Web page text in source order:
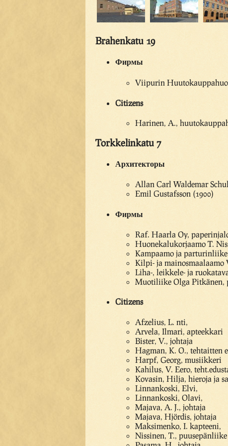
Brahenkatu 19
Фирмы
Viipurin
Citizens
Harinen, A.,
Torkkelinkatu 7
Архитекторы
Allan Carl Waldemar
Emil Gustafsson (1900)
Фирмы
Raf. Haarla Oy,
Huonekalukorjaamo T.
Kampaamo ja parturinliike
Kilpi- ja mainosmaalaamo
Liha-, leikkele- ja
Muotiliike Olga Pitkänen,
Citizens
Afzelius, L. nti,
Arvela, Ilmari, apteekkari
Bister, V., johtaja
Hagman, K. O., tehtaitten
Harpf, Georg, musiikkeri
Kahilus, V. Eero,
Kovasin, Hilja, hieroja ja
Linnankoski, Elvi,
Linnankoski, Olavi,
Majava, A. J., johtaja
Majava, Hjördis, johtaja
Maksimenko, I. kapteeni,
Nissinen, T., puusepänliike